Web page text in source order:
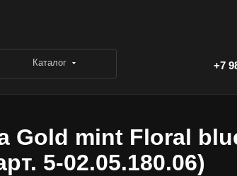
Каталог +7
Gold mint Floral
5-02.05.180.06)